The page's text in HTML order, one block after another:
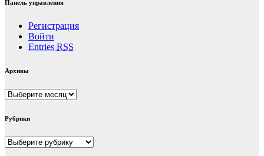
Панель управления
Регистрация
Войти
Entries RSS
Архивы
Архивы
Рубрики
Рубрики